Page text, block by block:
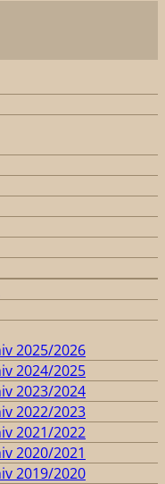
2025/2026
2024/2025
2023/2024
2022/2023
2021/2022
2020/2021
2019/2020